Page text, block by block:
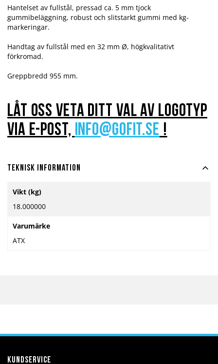
Hantelset av fullstål, pressad ca. 5 mm tjock
gummibeläggning, robust och slitstarkt gummi med kg-
markeringar.
Handtag av fullstål med en 32 mm Ø, högkvalitativt
förkromad.
Greppbredd 955 mm.
Låt oss veta ditt val av logotyp
via e-post, info@gofit.se !
Teknisk information
information
Vikt (kg)
18.000000
Varumärke
ATX
Kundservice